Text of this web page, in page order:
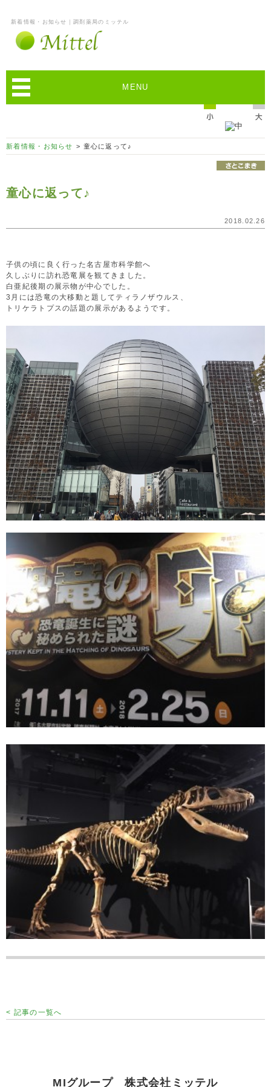
新着情報・お知らせ｜調剤薬局のミッテル
MENU
新着情報・お知らせ > 童心に返って♪
童心に返って♪
2018.02.26
子供の頃に良く行った名古屋市科学館へ
久しぶりに訪れ恐竜展を観てきました。
白亜紀後期の展示物が中心でした。
3月には恐竜の大移動と題してティラノザウルス、
トリケラトプスの話題の展示があるようです。
< 記事の一覧へ
MIグループ 株式会社ミッテル